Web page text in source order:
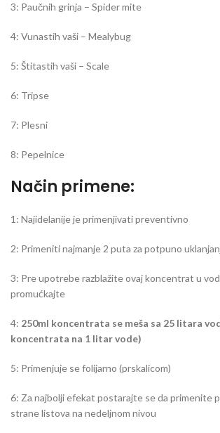
3: Paučnih grinja – Spider mite
4: Vunastih vaši – Mealybug
5: Štitastih vaši – Scale
6: Tripse
7: Plesni
8: Pepelnice
Način primene:
1: Najidelanije je primenjivati preventivno
2: Primeniti najmanje 2 puta za potpuno
3: Pre upotrebe razblažite ovaj koncentrat u
promućkajte
4: 250ml koncentrata se meša sa 25 litara
koncentrata na 1 litar vode)
5: Primenjuje se folijarno (prskalicom)
6: Za najbolji efekat postarajte se da primenite
strane listova na nedeljnom nivou